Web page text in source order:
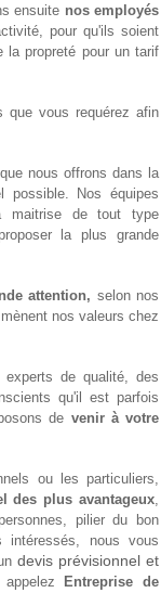
ensuite nos employés
pour qu'ils soient
la propreté pour un tarif
vous requérez afin
nous offrons dans la
possible. Nos équipes
maitrise de tout type
la plus grande
attention, selon nos
nos valeurs chez
de qualité, des
qu'il est parfois
de venir à votre
ou les particuliers,
des plus avantageux,
pilier du bon
nous vous
devis prévisionnel et
Entreprise de